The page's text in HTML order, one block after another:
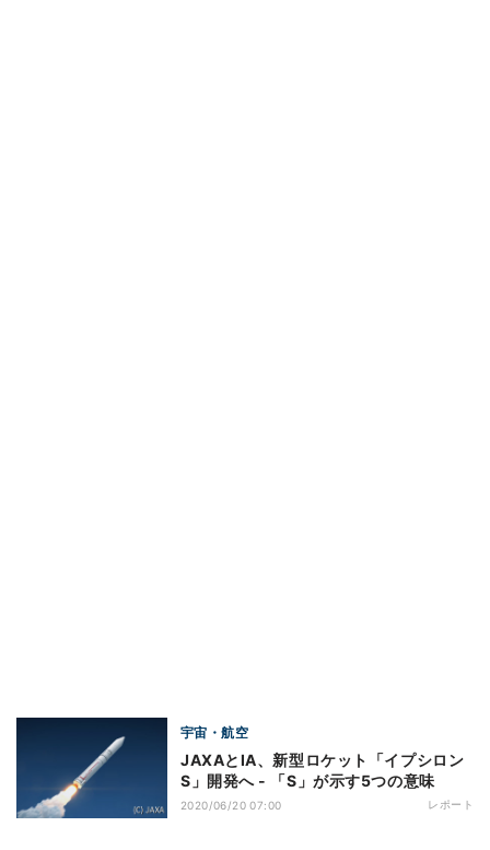
宇宙・航空
JAXAとIA、新型ロケット「イプシロン
S」開発へ - 「S」が示す5つの意味
2020/06/20 07:00 レポート